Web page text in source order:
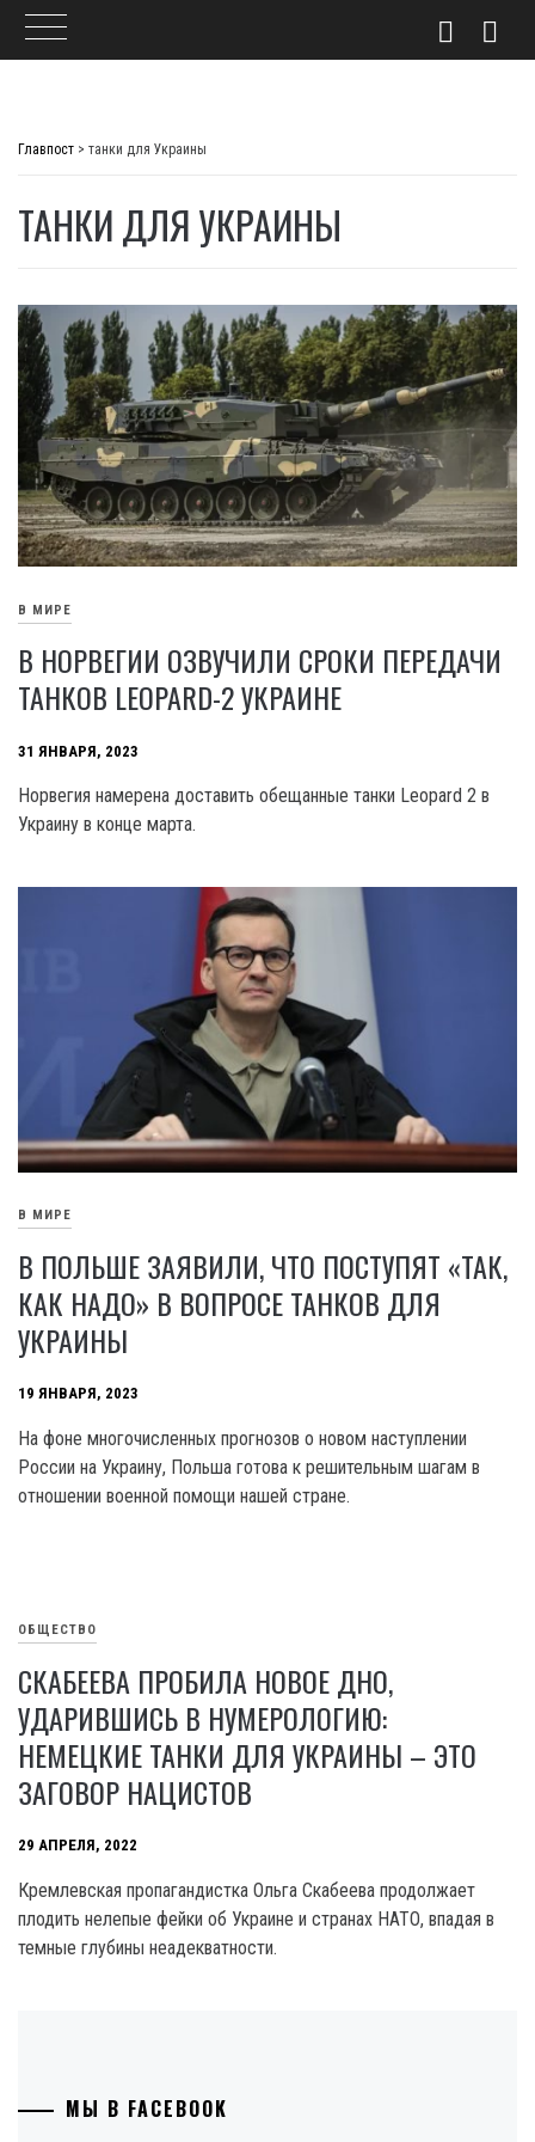
Главпост > танки для Украины
ТАНКИ ДЛЯ УКРАИНЫ
В МИРЕ
В НОРВЕГИИ ОЗВУЧИЛИ СРОКИ ПЕРЕДАЧИ
ТАНКОВ LEOPARD-2 УКРАИНЕ
31 ЯНВАРЯ, 2023
Норвегия намерена доставить обещанные танки Leopard 2 в
Украину в конце марта.
В МИРЕ
В ПОЛЬШЕ ЗАЯВИЛИ, ЧТО ПОСТУПЯТ «ТАК,
КАК НАДО» В ВОПРОСЕ ТАНКОВ ДЛЯ
УКРАИНЫ
19 ЯНВАРЯ, 2023
На фоне многочисленных прогнозов о новом наступлении
России на Украину, Польша готова к решительным шагам в
отношении военной помощи нашей стране.
ОБЩЕСТВО
СКАБЕЕВА ПРОБИЛА НОВОЕ ДНО,
УДАРИВШИСЬ В НУМЕРОЛОГИЮ:
НЕМЕЦКИЕ ТАНКИ ДЛЯ УКРАИНЫ – ЭТО
ЗАГОВОР НАЦИСТОВ
29 АПРЕЛЯ, 2022
Кремлевская пропагандистка Ольга Скабеева продолжает
плодить нелепые фейки об Украине и странах НАТО, впадая в
темные глубины неадекватности.
МЫ В FACEBOOK